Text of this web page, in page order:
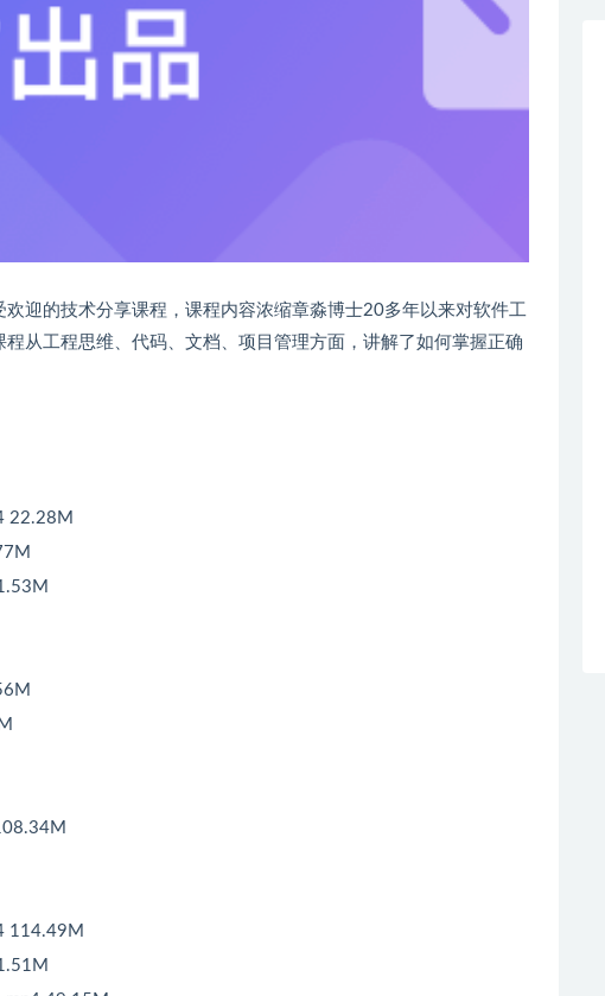
迎的技术分享课程，课程内容浓缩章淼博士20多年以来对软件工
从工程思维、代码、文档、项目管理方面，讲解了如何掌握正确
22.28M
114.49M